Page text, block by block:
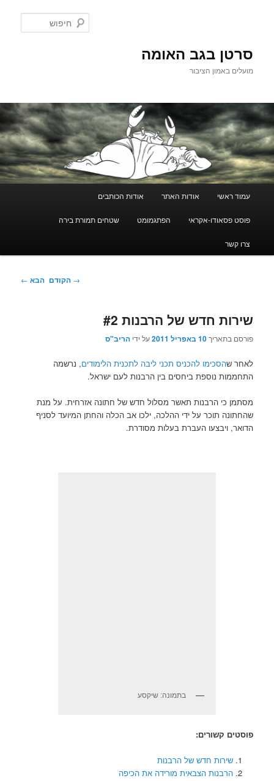
סרטן בגב האומה
מועלים באמון הציבור
עמוד ראשי אודות האתר אודות הכותבים
פוסט פסאודו-אקראי הפתגמומט שטחים תמורת בירה
צרו קשר
ניווט
→ הקודם הבא ←
שירות חדש של הרבנות #2
פורסם בתאריך10 באפריל 2011 על ידיהריב"ס
לאחר שהסכימו להכניס תכני ליבה לתכנית הלימודים, נרשמה
התחממות נוספת ביחסים בין הרבנות לעם ישראל.
מסתמן כי הרבנות תאשר מסלול חדש של חתונה אזרחית. על מנת
שהחתונה תוכר על ידי ההלכה, ילכו אב הכלה והחתן המיועד לסניף
הדואר, ויבצעו העברת בעלות מסודרת.
בתמונה: שיקסע
פוסטים קשורים:
שירות חדש של הרבנות
הרבנות הצבאית מורידה את הכיפה